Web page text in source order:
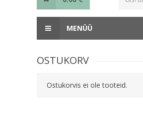
MENÜÜ
OSTUKORV
Ostukorvis ei ole tooteid.